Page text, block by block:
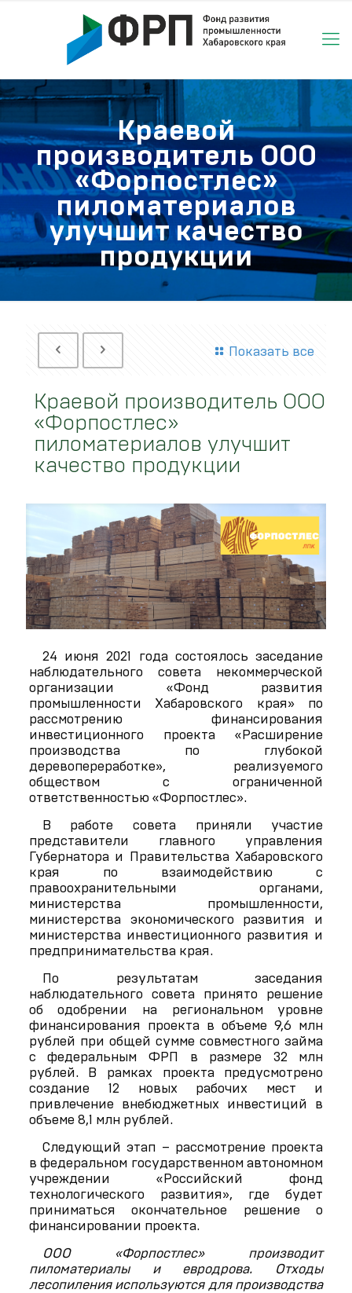
Краевой
производитель ООО
«Форпостлес»
пиломатериалов
улучшит качество
продукции
Показать все
Краевой производитель ООО
«Форпостлес»
пиломатериалов улучшит
качество продукции
24 июня 2021 года состоялось заседание
наблюдательного совета некоммерческой
организации «Фонд развития
промышленности Хабаровского края» по
рассмотрению финансирования
инвестиционного проекта «Расширение
производства по глубокой
деревопереработке», реализуемого
обществом с ограниченной
ответственностью «Форпостлес».
В работе совета приняли участие
представители главного управления
Губернатора и Правительства Хабаровского
края по взаимодействию с
правоохранительными органами,
министерства промышленности,
министерства экономического развития и
министерства инвестиционного развития и
предпринимательства края.
По результатам заседания
наблюдательного совета принято решение
об одобрении на региональном уровне
финансирования проекта в объеме 9,6 млн
рублей при общей сумме совместного займа
с федеральным ФРП в размере 32 млн
рублей. В рамках проекта предусмотрено
создание 12 новых рабочих мест и
привлечение внебюджетных инвестиций в
объеме 8,1 млн рублей.
Следующий этап – рассмотрение проекта
в федеральном государственном автономном
учреждении «Российский фонд
технологического развития», где будет
приниматься окончательное решение о
финансировании проекта.
ООО «Форпостлес» производит
пиломатериалы и евродрова. Отходы
лесопиления используются для производства